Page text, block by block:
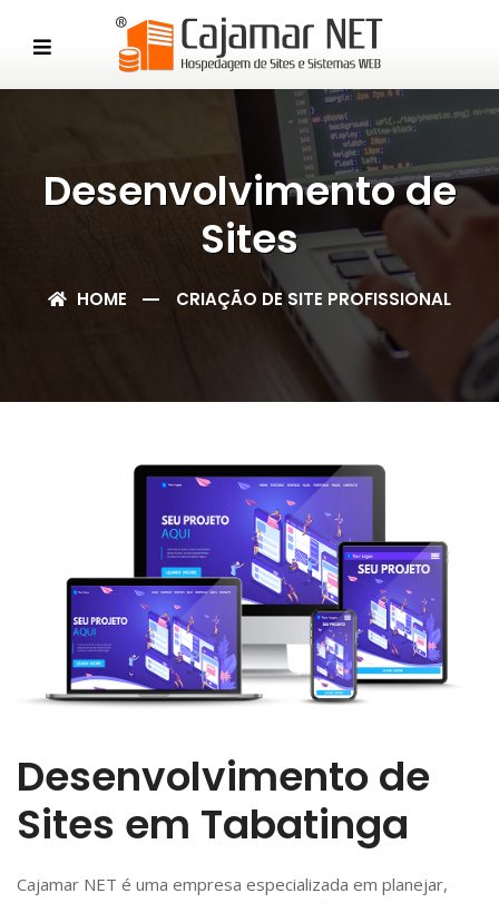
Desenvolvimento de
Sites
HOME CRIAÇÃO DE SITE PROFISSIONAL
Desenvolvimento de
Sites em Tabatinga
Cajamar NET é uma empresa especializada em planejar,